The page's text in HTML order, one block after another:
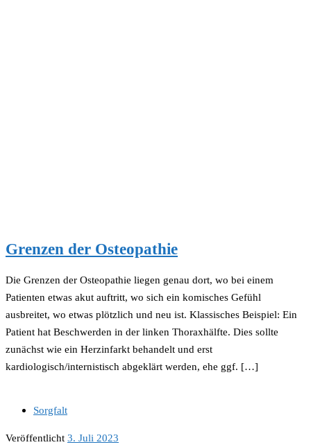
Grenzen der Osteopathie
Die Grenzen der Osteopathie liegen genau dort, wo bei einem
Patienten etwas akut auftritt, wo sich ein komisches Gefühl
ausbreitet, wo etwas plötzlich und neu ist. Klassisches Beispiel: Ein
Patient hat Beschwerden in der linken Thoraxhälfte. Dies sollte
zunächst wie ein Herzinfarkt behandelt und erst
kardiologisch/internistisch abgeklärt werden, ehe ggf. […]
Sorgfalt
Veröffentlicht 3. Juli 2023